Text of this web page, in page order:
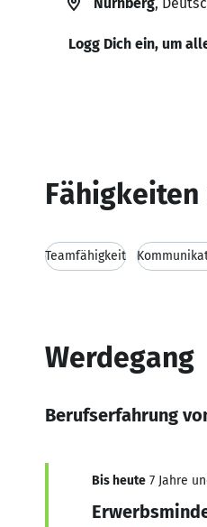
Logg Dich ein, um
Teamfähigkeit
Werdegang
Berufserfahrung
Bis heute 7 Jahre